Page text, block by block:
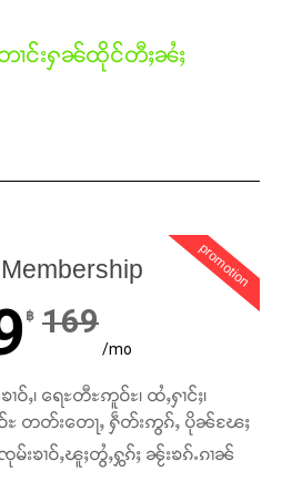
Now
ၢင်းႁၼ်ထိုင်တီႈၼႆႈ
promotion
฿ 169
/mo
ႇ၊ ရေႊတီႊဢူဝ်ႊ၊ ထႆႇႁၢင်ႈ၊
ဝ်ႊ တတ်းတေႃႇ ႁဵတ်းဢွၵ်ႇ ပိုၼ်ၽႄႈ
းၶၢဝ်ႇၽူႈတွႆႇႁွၵ်ႈ ၼႂ်းၶၵ်ႉၵၢၼ်